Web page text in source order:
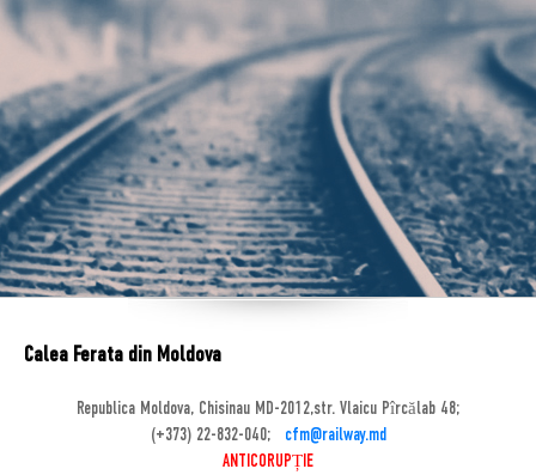
Calea Ferata din Moldova
Republica Moldova, Chisinau MD-2012,str. Vlaicu Pîrcălab 48;
(+373) 22-832-040;
cfm@railway.md
ANTICORUPȚIE